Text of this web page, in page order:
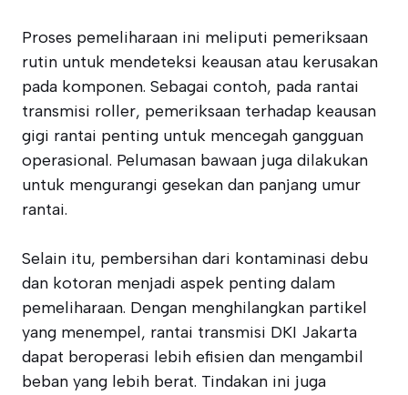
Proses pemeliharaan ini meliputi pemeriksaan
rutin untuk mendeteksi keausan atau kerusakan
pada komponen. Sebagai contoh, pada rantai
transmisi roller, pemeriksaan terhadap keausan
gigi rantai penting untuk mencegah gangguan
operasional. Pelumasan bawaan juga dilakukan
untuk mengurangi gesekan dan panjang umur
rantai.
Selain itu, pembersihan dari kontaminasi debu
dan kotoran menjadi aspek penting dalam
pemeliharaan. Dengan menghilangkan partikel
yang menempel, rantai transmisi DKI Jakarta
dapat beroperasi lebih efisien dan mengambil
beban yang lebih berat. Tindakan ini juga